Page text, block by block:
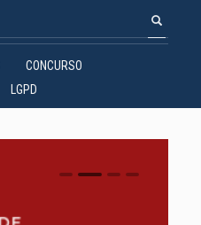
CONCURSO
LGPD
0 1 2